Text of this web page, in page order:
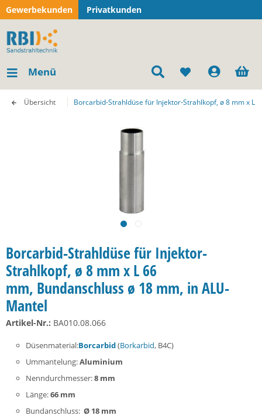
Gewerbekunden Privatkunden
Menü
Übersicht Borcarbid-Strahldüse für Injektor-Strahlkopf, ø 8 mm x L
Borcarbid-Strahldüse für Injektor-
Strahlkopf, ø 8 mm x L 66
mm, Bundanschluss ø 18 mm, in ALU-
Mantel
Artikel-Nr.: BA010.08.066
Düsenmaterial:Borcarbid(Borkarbid, B4C)
Ummantelung:Aluminium
Nenndurchmesser:8 mm
Länge:66 mm
Bundanschluss: Ø 18 mm